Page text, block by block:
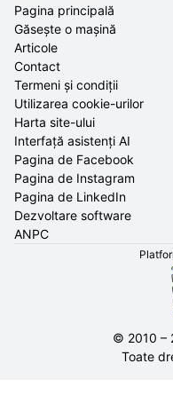
Pagina principală
Găsește o mașină
Articole
Contact
Termeni și condiții
Utilizarea cookie-urilor
Harta site-ului
Interfață asistenți AI
Pagina de Facebook
Pagina de Instagram
Pagina de LinkedIn
Dezvoltare software
ANPC
© 2010 –
Toate